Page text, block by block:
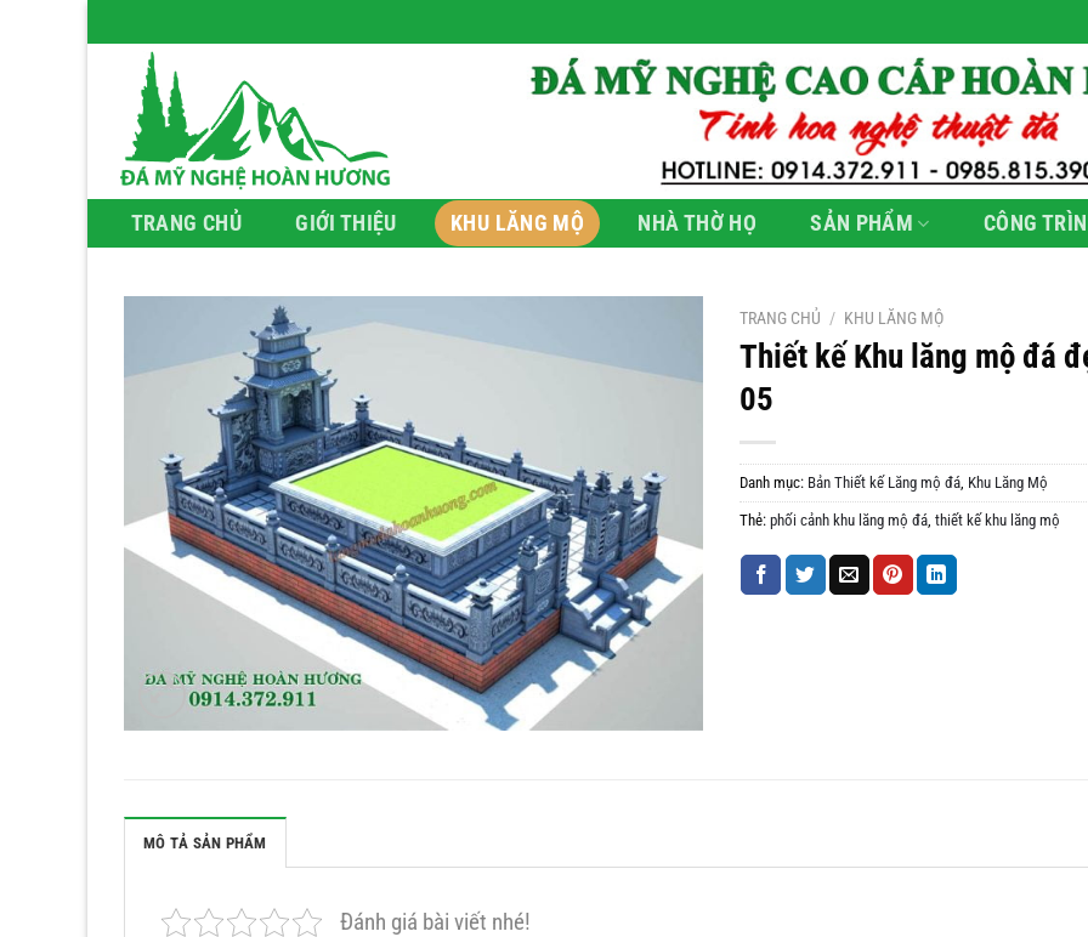
qua
TRANG CHỦ GIỚI THIỆU KHU LĂNG MỘ NHÀ THỜ HỌ SẢN PHẨM CÔNG
TRANG CHỦ / KHU LĂNG MỘ
Thiết kế Khu lăng mộ đá
05
Danh mục: Bản Thiết kế Lăng mộ đá, Khu Lăng Mộ
Thẻ: phối cảnh khu lăng mộ đá, thiết kế khu lăng mộ
MÔ TẢ SẢN PHẨM
Đánh giá bài viết nhé!